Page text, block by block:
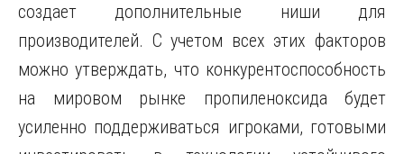
создает дополнительные ниши для
производителей. С учетом всех этих факторов
можно утверждать, что конкурентоспособность
на мировом рынке пропиленоксида будет
усиленно поддерживаться игроками, готовыми